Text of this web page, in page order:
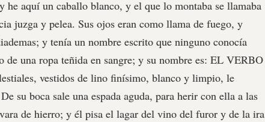
he aquí un caballo blanco, y el que lo montaba se llamaba
juzga y pelea. Sus ojos eran como llama de fuego, y
y tenía un nombre escrito que ninguno conocía
de una ropa teñida en sangre; y su nombre es: EL VERBO
vestidos de lino finísimo, blanco y limpio, le
su boca sale una espada aguda, para herir con ella a las
de hierro; y él pisa el lagar del vino del furor y de la ira